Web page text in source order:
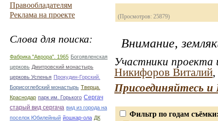
Правообладателям
Реклама на проекте
Слова для поиска:
Фабрика "Аврора". 1965 Богоявленская
церковь Дмитровский монастырь
церковь Успенья Прокудин-Горский.
Борисоглебский монастырь Тверца.
Краснодар парк им. Горького Сергач
старый вид сергача вид из города на
поселок Юбилейный йошкар-ола ДК
(Просмотров: 25879)
Внимание,
Участники проекта
Никифоров Виталий,
Присоединяйтесь
Фильтр по годам